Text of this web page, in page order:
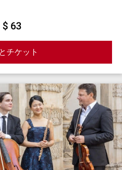
$ 63
チケット